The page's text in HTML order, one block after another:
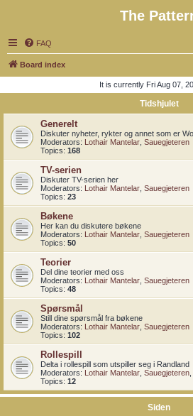
The
FAQ
Board index
It is currently Fri Aug 07,
Tidshjulet
Generelt
Diskuter nyheter, rykter og annet som er
Moderators: Lothair Mantelar Sauegjeteren
Topics: 168
TV-serien
Diskuter TV-serien her
Moderators: Lothair Mantelar Sauegjeteren
Topics: 23
Bøkene
Her kan du diskutere bøkene
Moderators: Lothair Mantelar Sauegjeteren
Topics: 50
Teorier
Del dine teorier med oss
Moderators: Lothair Mantelar Sauegjeteren
Topics: 48
Spørsmål
Still dine spørsmål fra bøkene
Moderators: Lothair Mantelar Sauegjeteren
Topics: 102
Rollespill
Delta i rollespill som utspiller seg i Randland
Moderators: Lothair Mantelar Sauegjeteren
Topics: 12
Siden